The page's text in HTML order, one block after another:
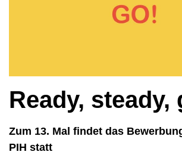
Ready, steady,
Zum 13. Mal findet das
PIH statt